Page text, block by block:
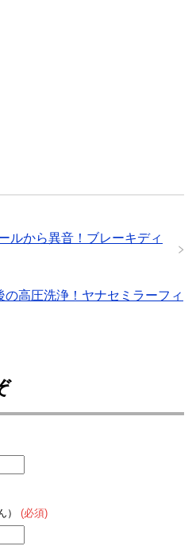
ルから異音！ブレーキディ
の高圧洗浄！ヤナセミラーフィ
） (必須)